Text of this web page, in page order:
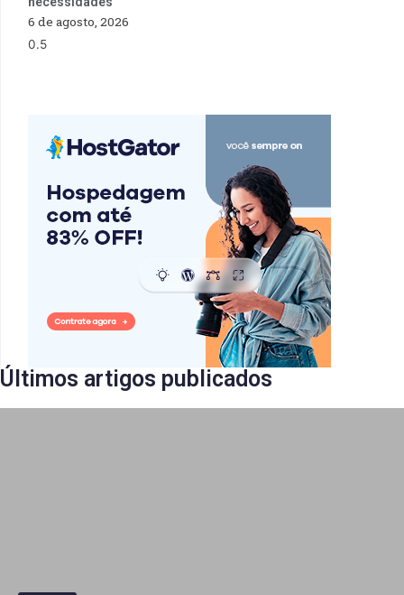
6 de agosto, 2026
Últimos artigos publicados​